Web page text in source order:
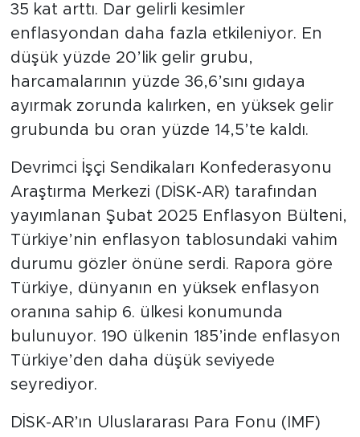
35 kat arttı. Dar gelirli kesimler
enflasyondan daha fazla etkileniyor. En
düşük yüzde 20’lik gelir grubu,
harcamalarının yüzde 36,6’sını gıdaya
ayırmak zorunda kalırken, en yüksek gelir
grubunda bu oran yüzde 14,5’te kaldı.
Devrimci İşçi Sendikaları Konfederasyonu
Araştırma Merkezi (DİSK-AR) tarafından
yayımlanan Şubat 2025 Enflasyon Bülteni,
Türkiye’nin enflasyon tablosundaki vahim
durumu gözler önüne serdi. Rapora göre
Türkiye, dünyanın en yüksek enflasyon
oranına sahip 6. ülkesi konumunda
bulunuyor. 190 ülkenin 185’inde enflasyon
Türkiye’den daha düşük seviyede
seyrediyor.
DİSK-AR’ın Uluslararası Para Fonu (IMF)
YAŞAM
TARİHTEN GÜNÜMÜZE
TARİH
KADIN
SAĞLIK
SİYASET
MEDYA KÖŞESİ
VİDEOLAR
ALINTI YAZARLAR
SOSYAL MEDYA